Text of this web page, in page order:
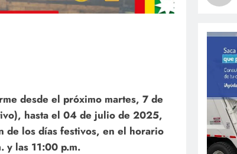
desde el próximo martes, 7 de
hasta el 04 de julio de 2025,
de los días festivos, en el horario
y las 11:00 p.m.